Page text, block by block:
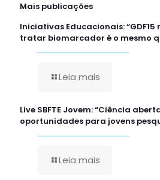
Mais publicações
Iniciativas Educacionais: “GDF15
tratar biomarcador é o mesmo
Leia mais
Live SBFTE Jovem: “Ciência
oportunidades para jovens
Leia mais